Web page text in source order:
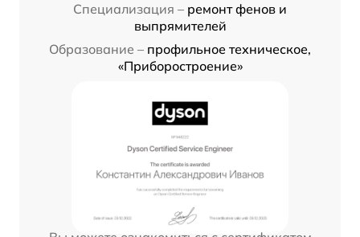
Специализация – ремонт фенов и
выпрямителей
Образование – профильное техническое,
«Приборостроение»